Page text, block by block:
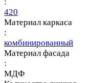
420
Материал каркаса
:
комбинированный
Материал фасада
:
МДФ